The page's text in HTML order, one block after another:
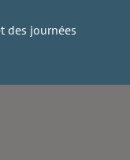
des journées